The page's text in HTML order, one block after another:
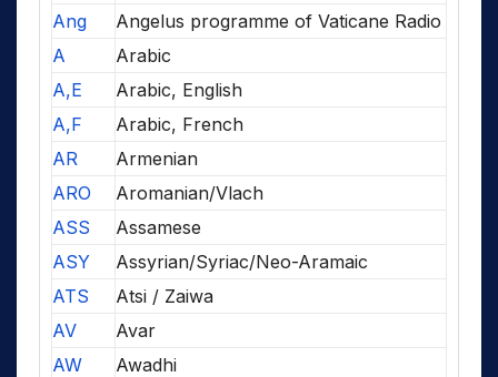
Ang
Angelus programme of Vaticane Radio
A
Arabic
A,E
Arabic, English
A,F
Arabic, French
AR
Armenian
ARO
Aromanian/Vlach
ASS
Assamese
ASY
Assyrian/Syriac/Neo-Aramaic
ATS
Atsi / Zaiwa
AV
Avar
AW
Awadhi